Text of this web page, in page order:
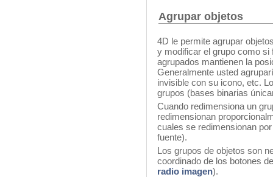
Agrupar objetos
4D le permite agrupar
y modificar el grupo como si
agrupados mantienen la
Generalmente usted
invisible con su icono, etc.
grupos (bases binarias
Cuando redimensiona un
redimensionan
cuales se redimensionan
fuente).
Los grupos de objetos son
coordinado de los botones
radio imagen).